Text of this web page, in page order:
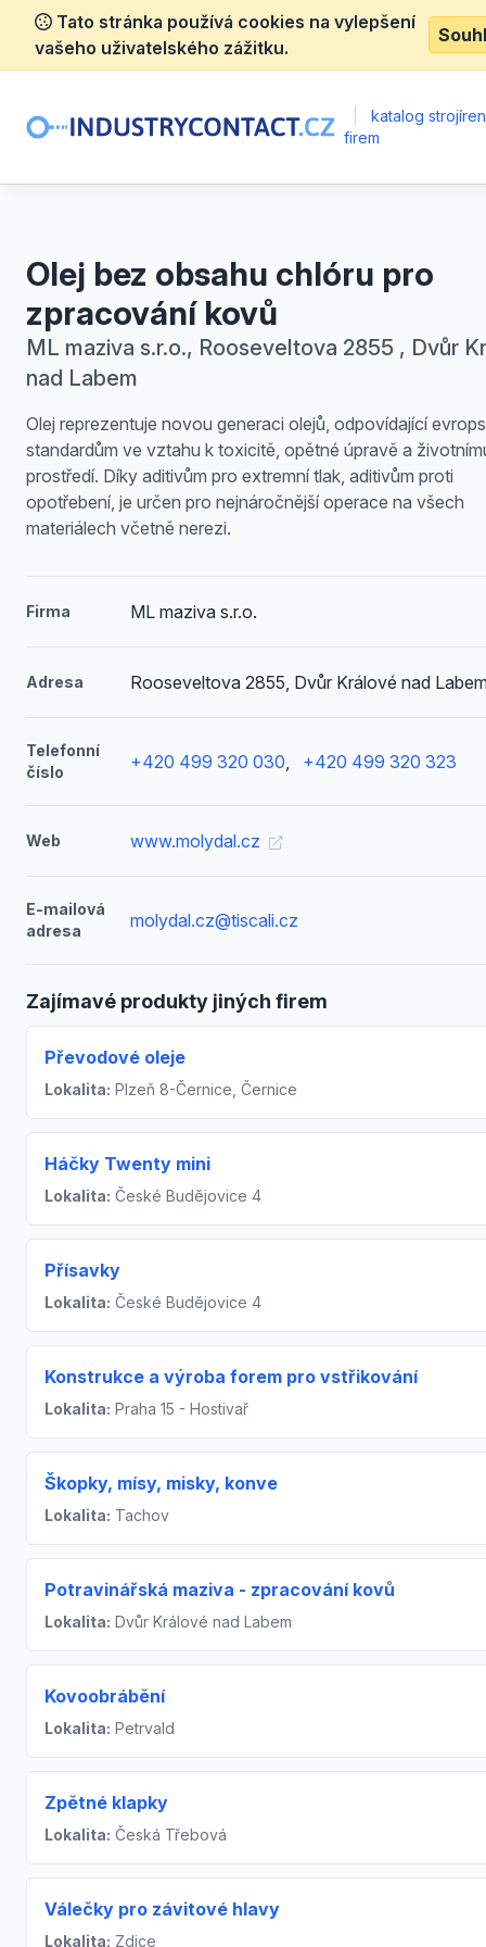
Tato stránka používá cookies na vylepšení
vašeho uživatelského zážitku.
katalog
firem
Olej bez obsahu chlóru pro
zpracování kovů
ML maziva s.r.o., Rooseveltova 2855 , Dvůr
nad Labem
Olej reprezentuje novou generaci olejů, odpovídající
standardům ve vztahu k toxicitě, opětné úpravě a
prostředí. Díky aditivům pro extremní tlak, aditivům proti
opotřebení, je určen pro nejnáročnější operace na všech
materiálech včetně nerezi.
Firma ML maziva s.r.o.
Adresa Rooseveltova 2855, Dvůr Králové nad
Telefonní
číslo
+420 499 320 030, +420 499 320 323
Web www.molydal.cz
E-mailová
adresa
molydal.cz@tiscali.cz
Zajímavé produkty jiných firem
Převodové oleje
Lokalita: Plzeň 8-Černice, Černice
Háčky Twenty mini
Lokalita: České Budějovice 4
Přísavky
Lokalita: České Budějovice 4
Konstrukce a výroba forem pro vstřikování
Lokalita: Praha 15 - Hostivař
Škopky, mísy, misky, konve
Lokalita: Tachov
Potravinářská maziva - zpracování kovů
Lokalita: Dvůr Králové nad Labem
Kovoobrábění
Lokalita: Petrvald
Zpětné klapky
Lokalita: Česká Třebová
Válečky pro závitové hlavy
Lokalita: Zdice